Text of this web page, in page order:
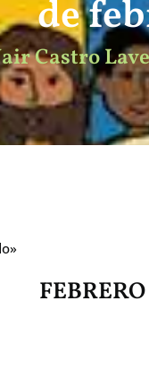
de
Castro
FEBRERO